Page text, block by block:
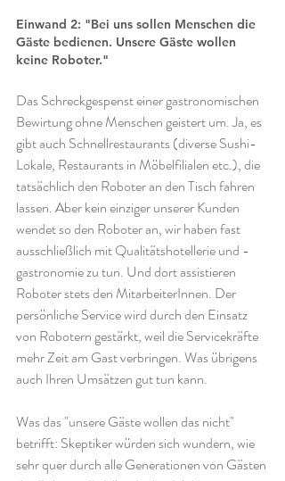
Einwand 2: "Bei uns sollen Menschen die
Gäste bedienen. Unsere Gäste wollen
keine Roboter."
Das Schreckgespenst einer gastronomischen
Bewirtung ohne Menschen geistert um. Ja, es
gibt auch Schnellrestaurants (diverse Sushi-
Lokale, Restaurants in Möbelfilialen etc.), die
tatsächlich den Roboter an den Tisch fahren
lassen. Aber kein einziger unserer Kunden
wendet so den Roboter an, wir haben fast
ausschließlich mit Qualitätshotellerie und -
gastronomie zu tun. Und dort assistieren
Roboter stets den MitarbeiterInnen. Der
persönliche Service wird durch den Einsatz
von Robotern gestärkt, weil die Servicekräfte
mehr Zeit am Gast verbringen. Was übrigens
auch Ihren Umsätzen gut tun kann.
Was das "unsere Gäste wollen das nicht"
betrifft: Skeptiker würden sich wundern, wie
sehr quer durch alle Generationen von Gästen